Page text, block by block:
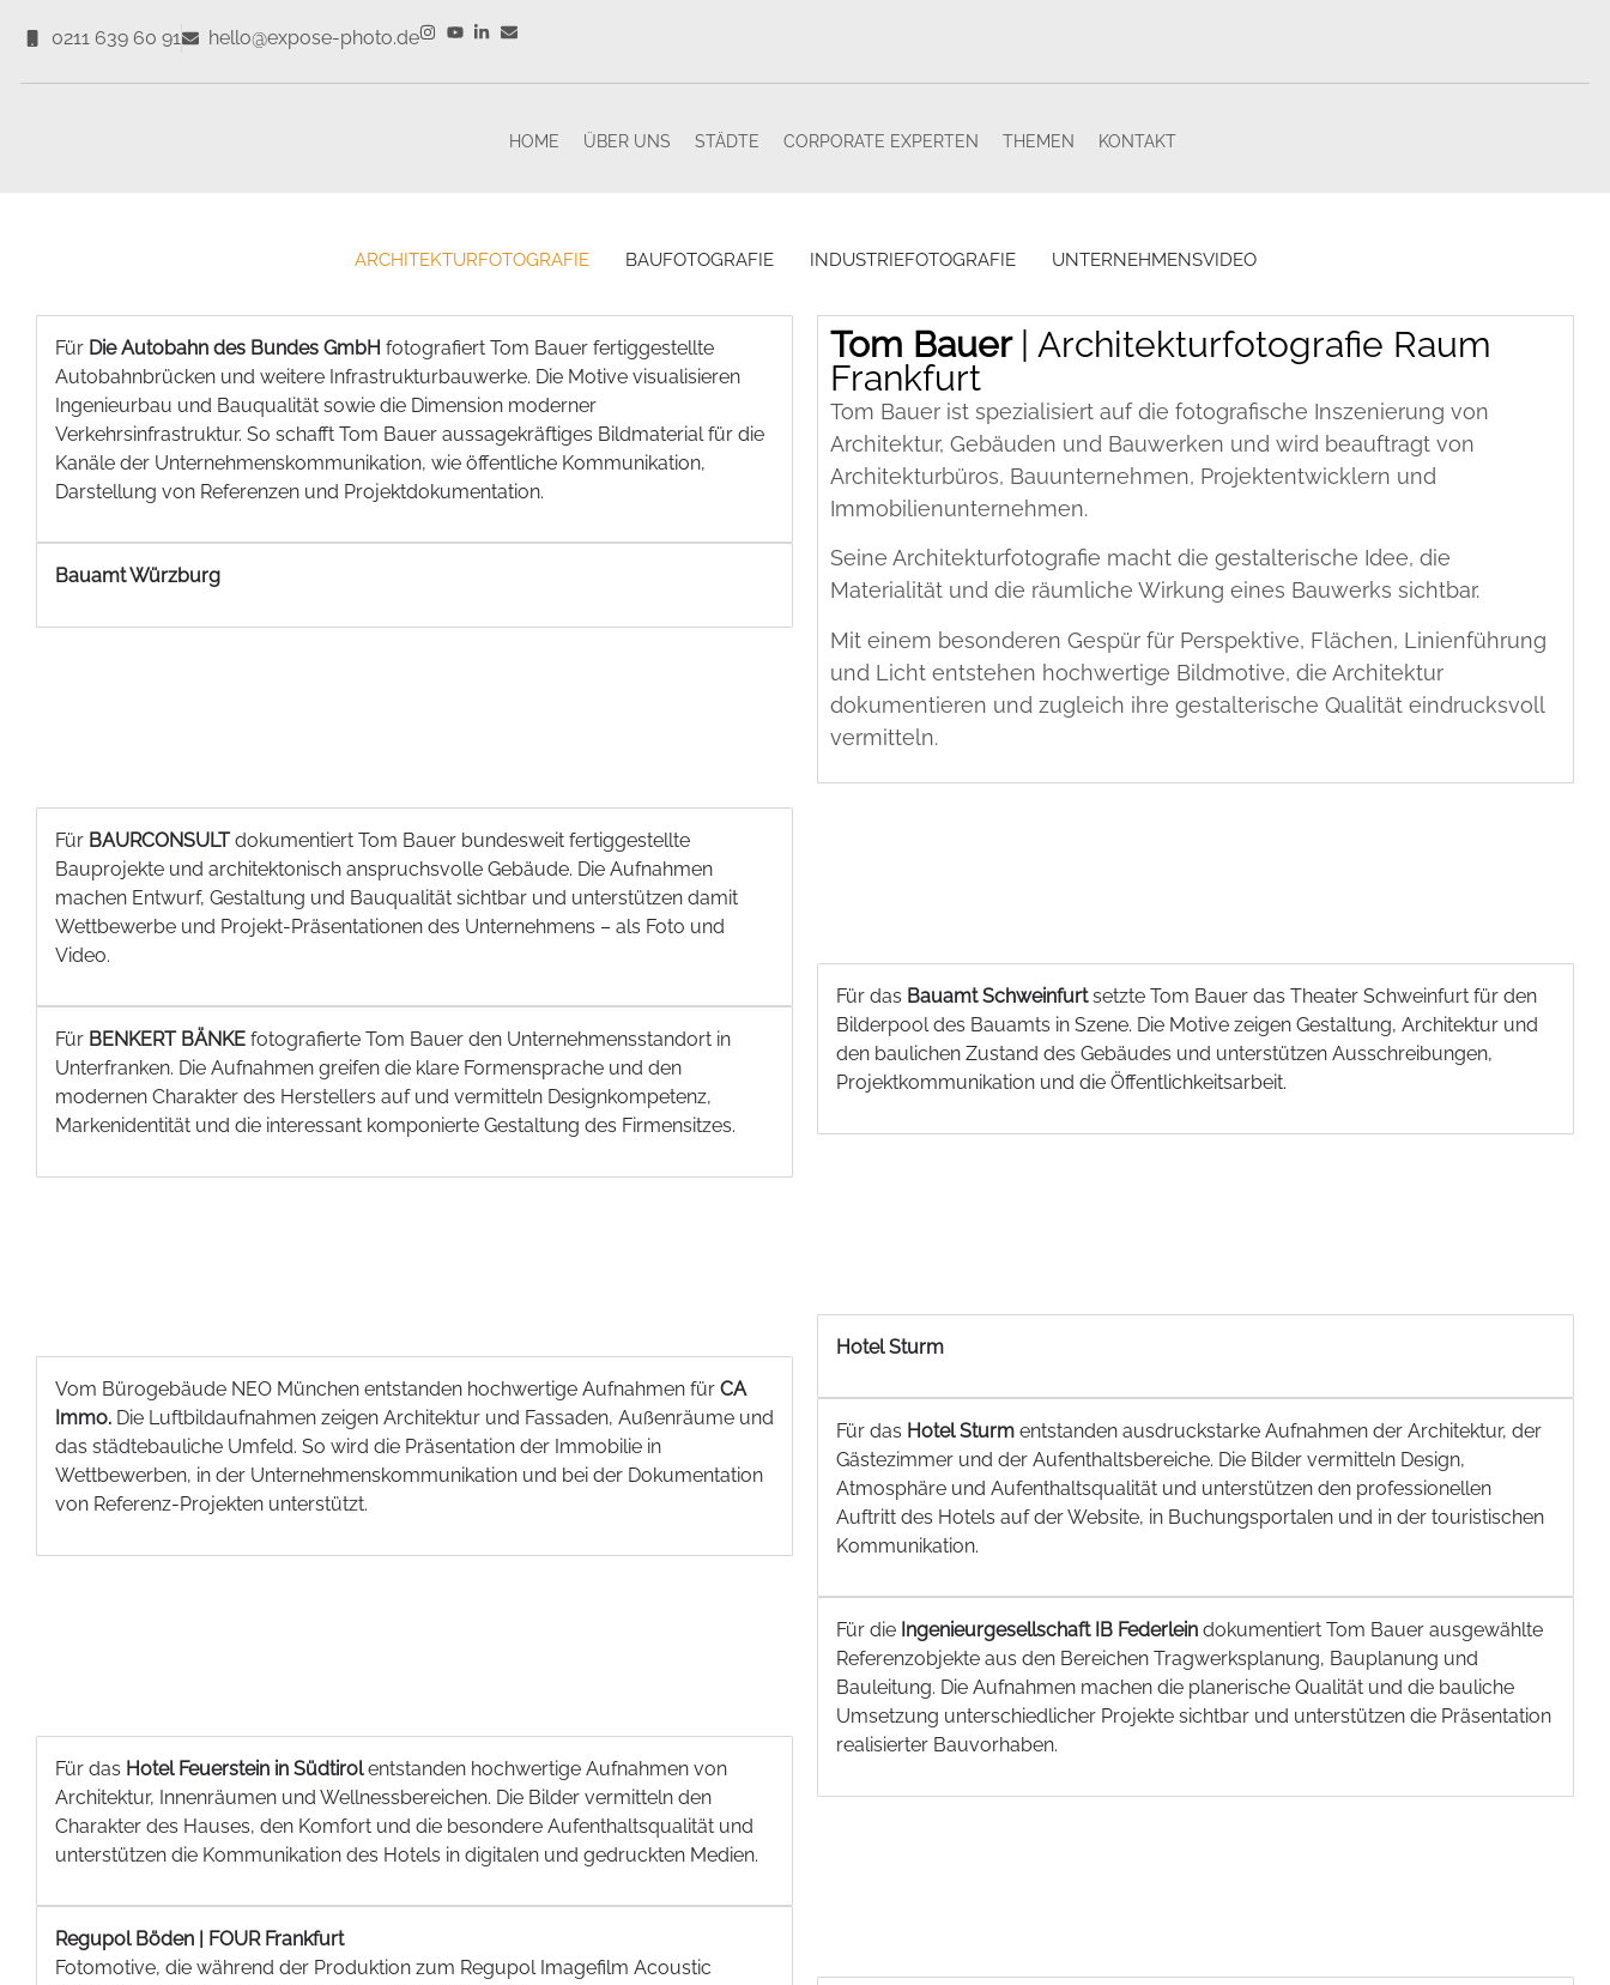
0211 639 60 91 hello@expose-photo.de
HOME ÜBER UNS STÄDTE CORPORATE EXPERTEN THEMEN KONTAKT
ARCHITEKTURFOTOGRAFIE BAUFOTOGRAFIE INDUSTRIEFOTOGRAFIE UNTERNEHMENSVIDEO
Für Die Autobahn des Bundes GmbH fotografiert Tom Bauer fertiggestellte
Autobahnbrücken und weitere Infrastrukturbauwerke. Die Motive visualisieren
Ingenieurbau und Bauqualität sowie die Dimension moderner
Verkehrsinfrastruktur. So schafft Tom Bauer aussagekräftiges Bildmaterial für die
Kanäle der Unternehmenskommunikation, wie öffentliche Kommunikation,
Darstellung von Referenzen und Projektdokumentation.
Bauamt Würzburg
Für BAURCONSULTdokumentiert Tom Bauer bundesweit fertiggestellte
Bauprojekte und architektonisch anspruchsvolle Gebäude. Die Aufnahmen
machen Entwurf, Gestaltung und Bauqualität sichtbar und unterstützen damit
Wettbewerbe und Projekt-Präsentationen des Unternehmens – als Foto und
Video.
Für BENKERT BÄNKE fotografierte Tom Bauer den Unternehmensstandort in
Unterfranken. Die Aufnahmen greifen die klare Formensprache und den
modernen Charakter des Herstellers auf und vermitteln Designkompetenz,
Markenidentität und die interessant komponierte Gestaltung des Firmensitzes.
Vom Bürogebäude NEO München entstanden hochwertige Aufnahmen für CA
Immo. Die Luftbildaufnahmen zeigen Architektur und Fassaden, Außenräume und
das städtebauliche Umfeld. So wird die Präsentation der Immobilie in
Wettbewerben, in der Unternehmenskommunikation und bei der Dokumentation
von Referenz-Projekten unterstützt.
Für das Hotel Feuerstein in Südtirolentstanden hochwertige Aufnahmen von
Architektur, Innenräumen und Wellnessbereichen. Die Bilder vermitteln den
Charakter des Hauses, den Komfort und die besondere Aufenthaltsqualität und
unterstützen die Kommunikation des Hotels in digitalen und gedruckten Medien.
Regupol Böden | FOUR Frankfurt
Fotomotive, die während der Produktion zum Regupol Imagefilm Acoustic
Tom Bauer | Architekturfotografie Raum
Frankfurt
Tom Bauer ist spezialisiert auf die fotografische Inszenierung von
Architektur, Gebäuden und Bauwerken und wird beauftragt von
Architekturbüros, Bauunternehmen, Projektentwicklern und
Immobilienunternehmen.
Seine Architekturfotografie macht die gestalterische Idee, die
Materialität und die räumliche Wirkung eines Bauwerks sichtbar.
Mit einem besonderen Gespür für Perspektive, Flächen, Linienführung
und Licht entstehen hochwertige Bildmotive, die Architektur
dokumentieren und zugleich ihre gestalterische Qualität eindrucksvoll
vermitteln.
Für das Bauamt Schweinfurtsetzte Tom Bauer das Theater Schweinfurt für den
Bilderpool des Bauamts in Szene. Die Motive zeigen Gestaltung, Architektur und
den baulichen Zustand des Gebäudes und unterstützen Ausschreibungen,
Projektkommunikation und die Öffentlichkeitsarbeit.
Hotel Sturm
Für das Hotel Sturm entstanden ausdruckstarke Aufnahmen der Architektur, der
Gästezimmer und der Aufenthaltsbereiche. Die Bilder vermitteln Design,
Atmosphäre und Aufenthaltsqualität und unterstützen den professionellen
Auftritt des Hotels auf der Website, in Buchungsportalen und in der touristischen
Kommunikation.
Für die Ingenieurgesellschaft IB Federlein dokumentiert Tom Bauer ausgewählte
Referenzobjekte aus den Bereichen Tragwerksplanung, Bauplanung und
Bauleitung. Die Aufnahmen machen die planerische Qualität und die bauliche
Umsetzung unterschiedlicher Projekte sichtbar und unterstützen die Präsentation
realisierter Bauvorhaben.